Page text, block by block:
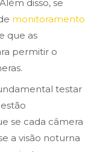
disso, se
monitoramento
que as
permitir o
testar
se cada câmera
a visão noturna